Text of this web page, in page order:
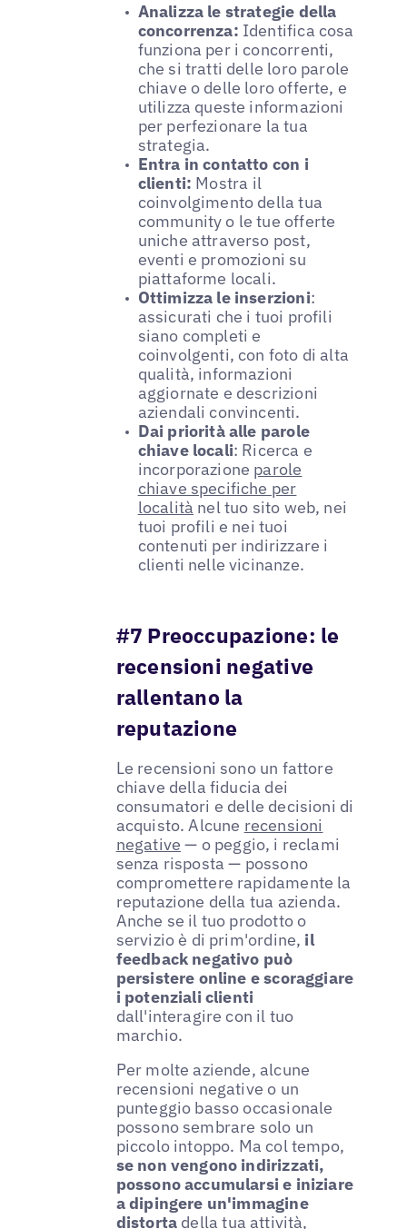
Analizza le strategie della
concorrenza: Identifica cosa
funziona per i concorrenti,
che si tratti delle loro parole
chiave o delle loro offerte, e
utilizza queste informazioni
per perfezionare la tua
strategia.
Entra in contatto con i
clienti: Mostra il
coinvolgimento della tua
community o le tue offerte
uniche attraverso post,
eventi e promozioni su
piattaforme locali.
Ottimizza le inserzioni:
assicurati che i tuoi profili
siano completi e
coinvolgenti, con foto di alta
qualità, informazioni
aggiornate e descrizioni
aziendali convincenti.
Dai priorità alle parole
chiave locali: Ricerca e
incorporazione parole
chiave specifiche per
località nel tuo sito web, nei
tuoi profili e nei tuoi
contenuti per indirizzare i
clienti nelle vicinanze.
#7 Preoccupazione: le
recensioni negative
rallentano la
reputazione
Le recensioni sono un fattore
chiave della fiducia dei
consumatori e delle decisioni di
acquisto. Alcune recensioni
negative — o peggio, i reclami
senza risposta — possono
compromettere rapidamente la
reputazione della tua azienda.
Anche se il tuo prodotto o
servizio è di prim'ordine, il
feedback negativo può
persistere online e scoraggiare
i potenziali clienti
dall'interagire con il tuo
marchio.
Per molte aziende, alcune
recensioni negative o un
punteggio basso occasionale
possono sembrare solo un
piccolo intoppo. Ma col tempo,
se non vengono indirizzati,
possono accumularsi e iniziare
a dipingere un'immagine
distorta della tua attività,